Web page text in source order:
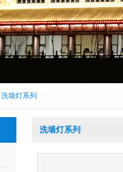
洗墙灯系列
洗墙灯系列